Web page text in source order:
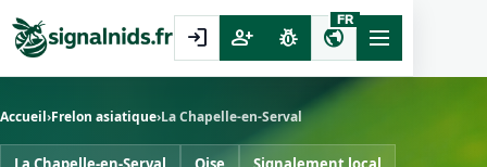
login person_add pest_control public
FR
Accueil›Frelon asiatique›La Chapelle-en-Serval